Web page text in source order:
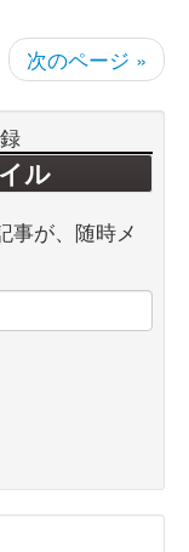
次のページ »
ル
事が、随時メ